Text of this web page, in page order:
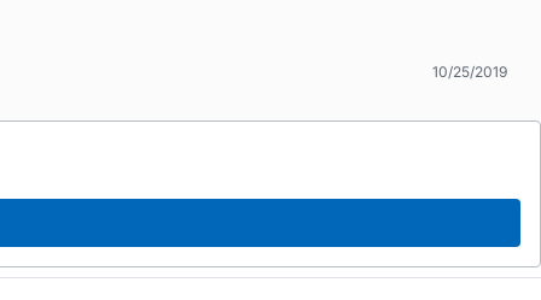
10/25/2019